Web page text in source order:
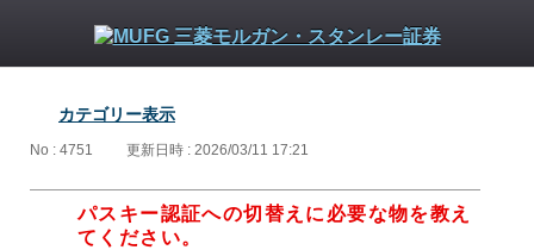
カテゴリー表示
No : 4751 更新日時 : 2026/03/11 17:21
パスキー認証への切替えに必要な物を教え
てください。